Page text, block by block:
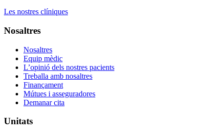
Les nostres clíniques
Nosaltres
Nosaltres
Equip mèdic
L’opinió dels nostres pacients
Treballa amb nosaltres
Finançament
Mútues i asseguradores
Demanar cita
Unitats